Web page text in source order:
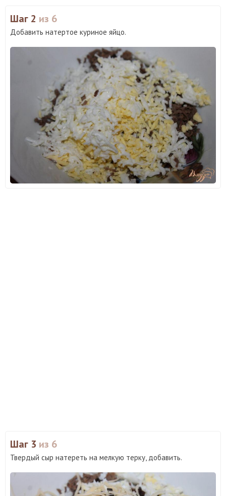
Шаг 2 из 6
Добавить натертое куриное яйцо.
Шаг 3 из 6
Твердый сыр натереть на мелкую терку, добавить.